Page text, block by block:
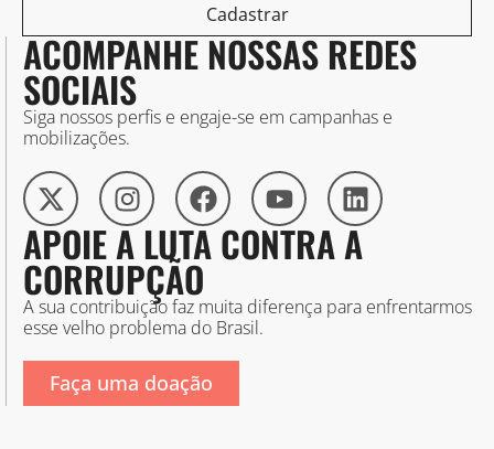
Cadastrar
ACOMPANHE NOSSAS REDES
SOCIAIS
Siga nossos perfis e engaje-se em campanhas e
mobilizações.
APOIE A LUTA CONTRA A
CORRUPÇÃO
A sua contribuição faz muita diferença para enfrentarmos
esse velho problema do Brasil.
Faça uma doação